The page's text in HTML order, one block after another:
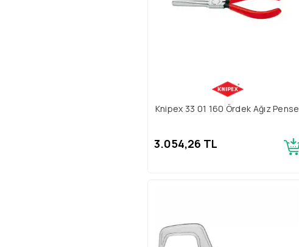
Knipex 33 01 160 Ördek Ağız Pense
3.054,26 TL